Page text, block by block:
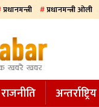
प्रधानमन्त्री प्रधानमन्त्री ओली
राजनीति अन्तर्राष्ट्रिय